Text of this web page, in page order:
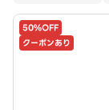
50%OFF
クーポンあり